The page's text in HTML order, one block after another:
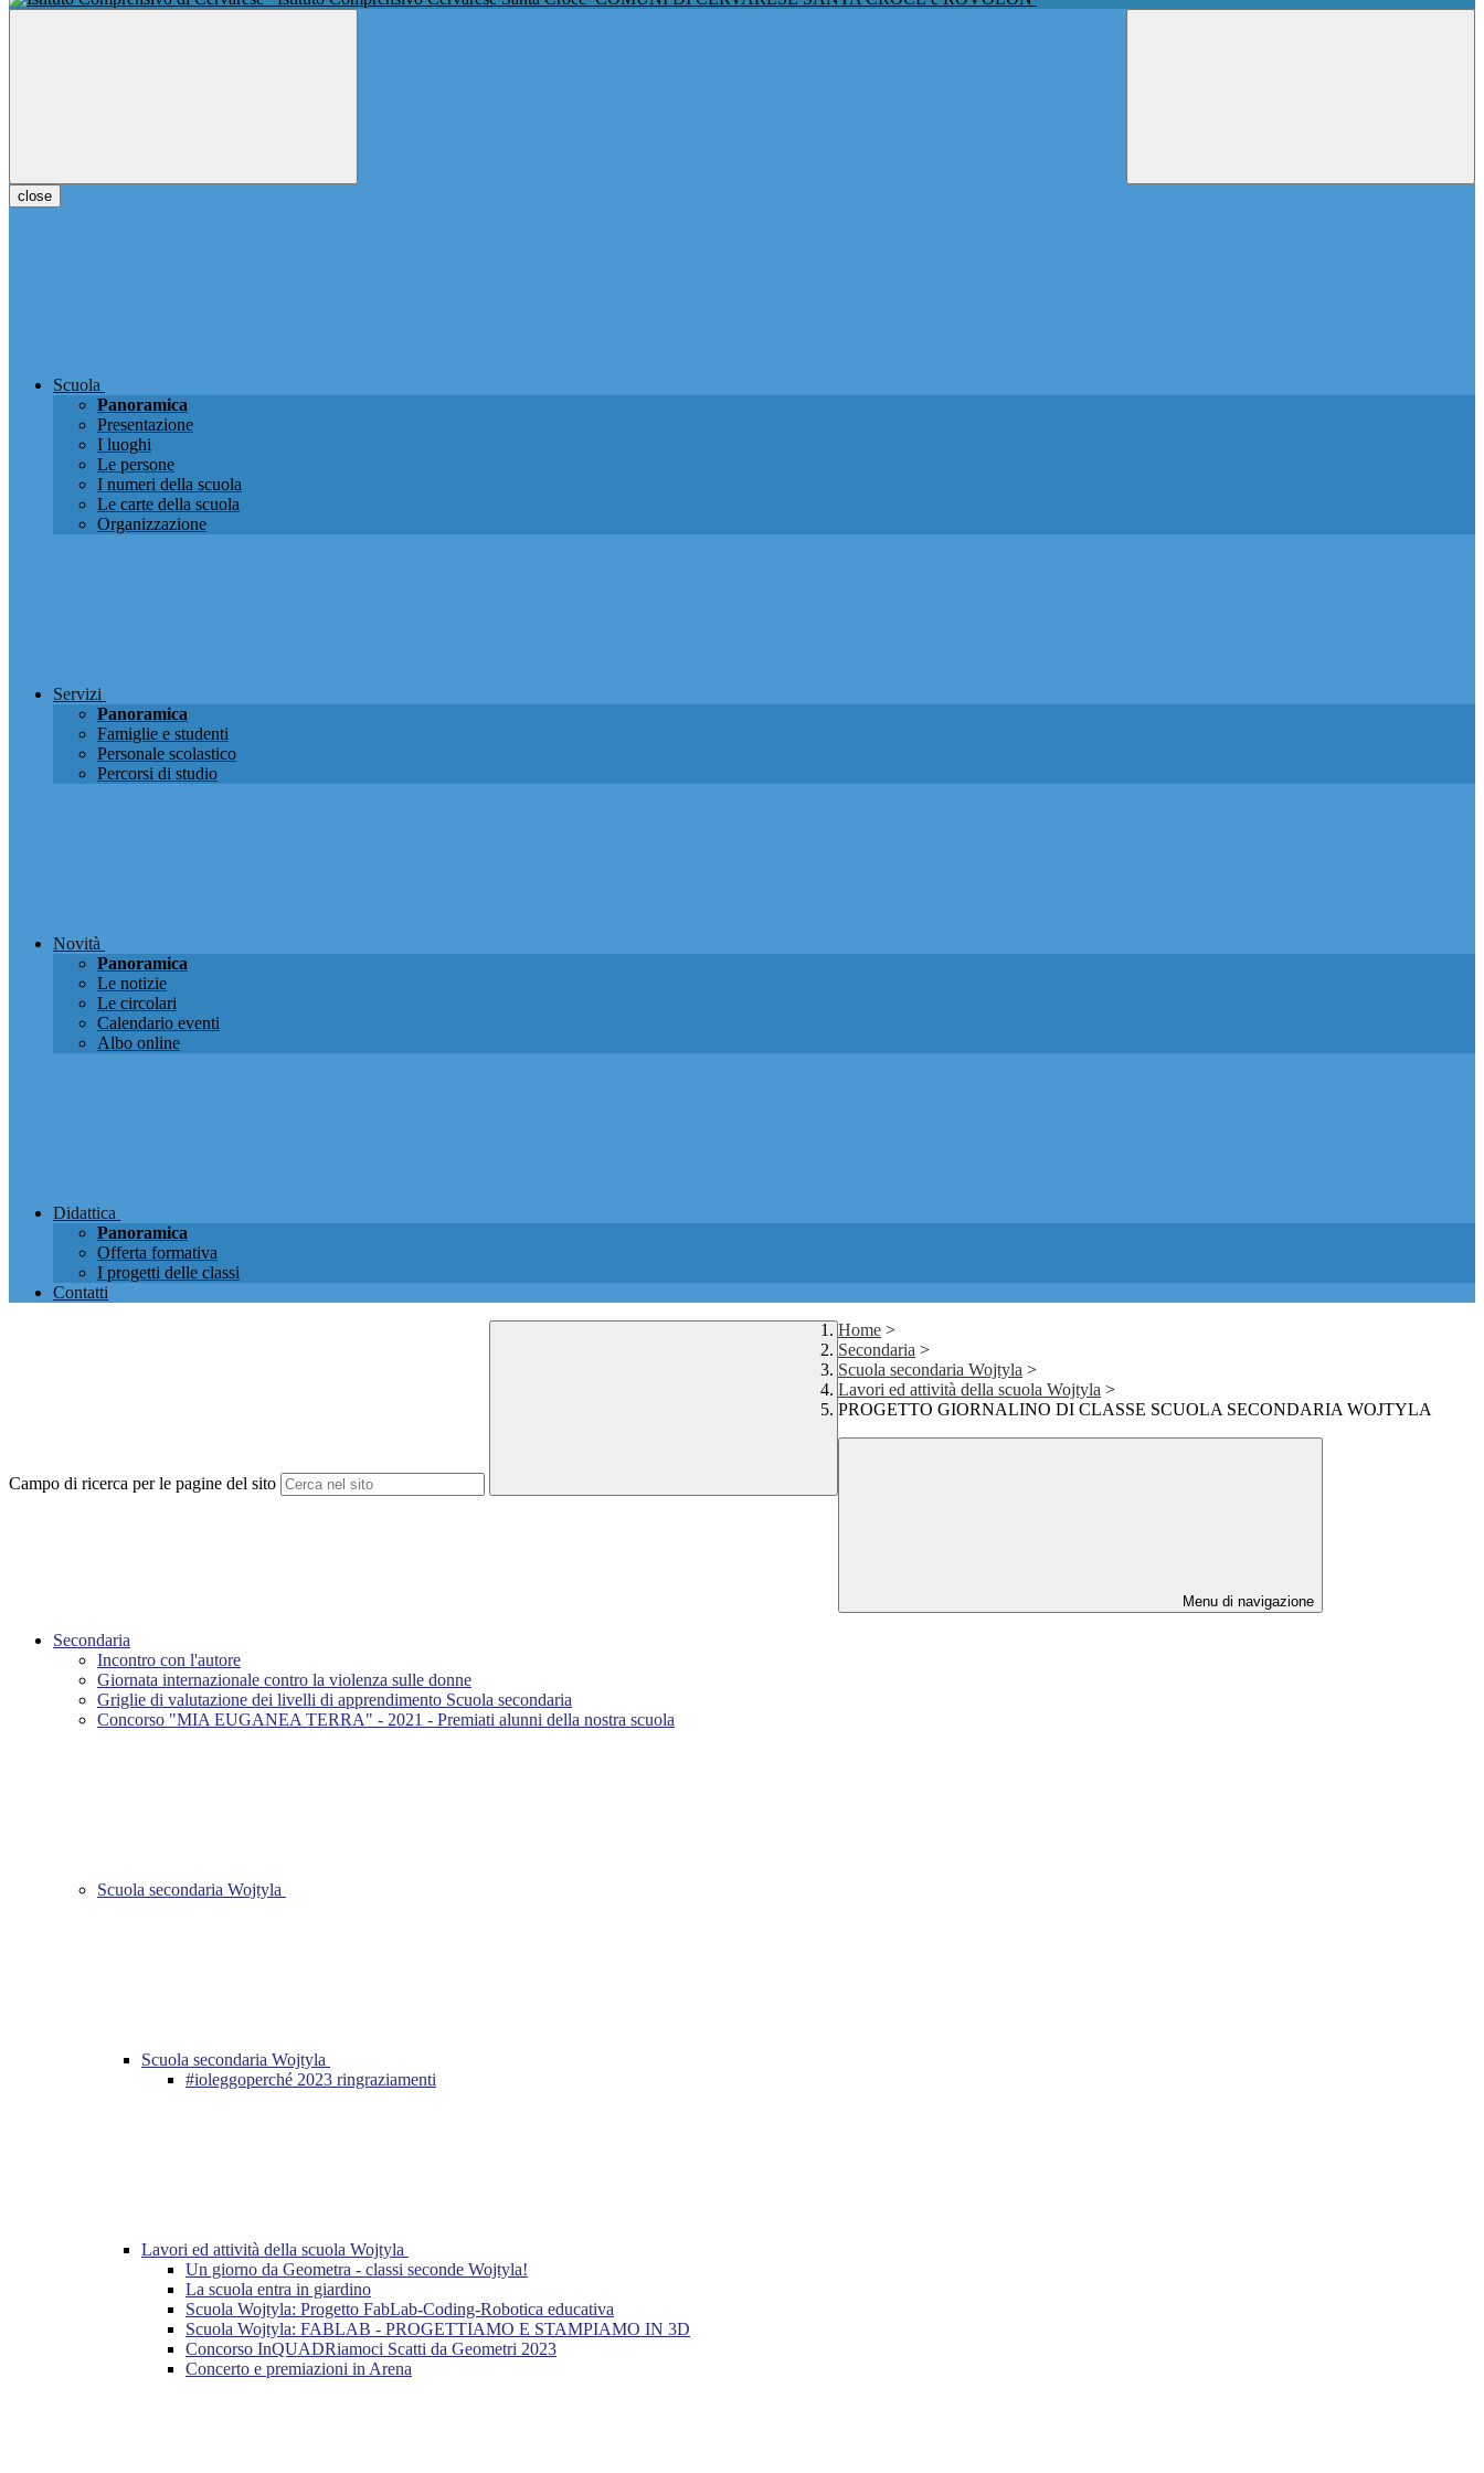
close
Scuola
Panoramica
Presentazione
I luoghi
Le persone
I numeri della scuola
Le carte della scuola
Organizzazione
Servizi
Panoramica
Famiglie e studenti
Personale scolastico
Percorsi di studio
Novità
Panoramica
Le notizie
Le circolari
Calendario eventi
Albo online
Didattica
Panoramica
Offerta formativa
I progetti delle classi
Contatti
Campo di ricerca per le pagine del sito
Home >
Secondaria >
Scuola secondaria Wojtyla >
Lavori ed attività della scuola Wojtyla >
PROGETTO GIORNALINO DI CLASSE SCUOLA SECONDARIA WOJTYLA
Menu di navigazione
Secondaria
Incontro con l'autore
Giornata internazionale contro la violenza sulle donne
Griglie di valutazione dei livelli di apprendimento Scuola secondaria
Concorso "MIA EUGANEA TERRA" - 2021 - Premiati alunni della nostra scuola
Scuola secondaria Wojtyla
Scuola secondaria Wojtyla
#ioleggoperché 2023 ringraziamenti
Lavori ed attività della scuola Wojtyla
Un giorno da Geometra - classi seconde Wojtyla!
La scuola entra in giardino
Scuola Wojtyla: Progetto FabLab-Coding-Robotica educativa
Scuola Wojtyla: FABLAB - PROGETTIAMO E STAMPIAMO IN 3D
Concorso InQUADRiamoci Scatti da Geometri 2023
Concerto e premiazioni in Arena